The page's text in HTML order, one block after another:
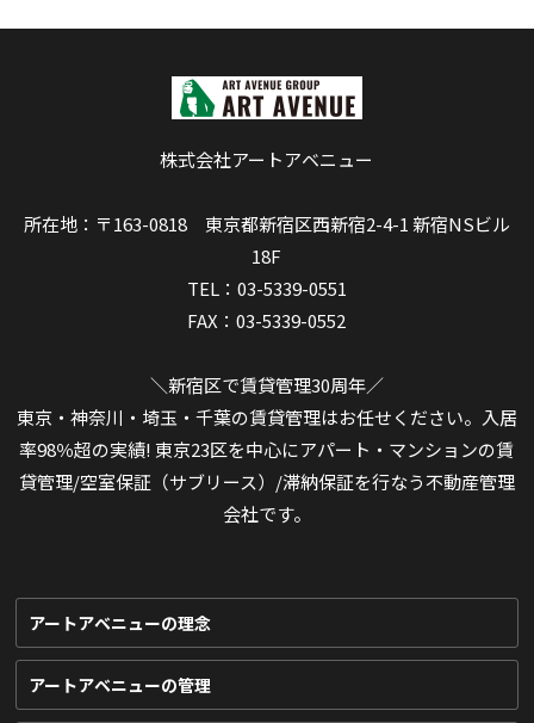
株式会社アートアベニュー
所在地：〒163-0818 東京都新宿区西新宿2-4-1 新宿NSビル
18F
TEL：03-5339-0551
FAX：03-5339-0552
＼新宿区で賃貸管理30周年／
東京・神奈川・埼玉・千葉の賃貸管理はお任せください。入居
率98％超の実績! 東京23区を中心にアパート・マンションの賃
貸管理/空室保証（サブリース）/滞納保証を行なう不動産管理
会社です。
アートアベニューの理念
アートアベニューの管理